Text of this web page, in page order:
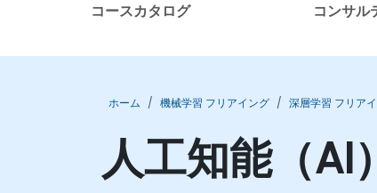
コースカタログ コンサル
ホーム 機械学習 フリアイング 深層学習 フリア
人工知能（AI